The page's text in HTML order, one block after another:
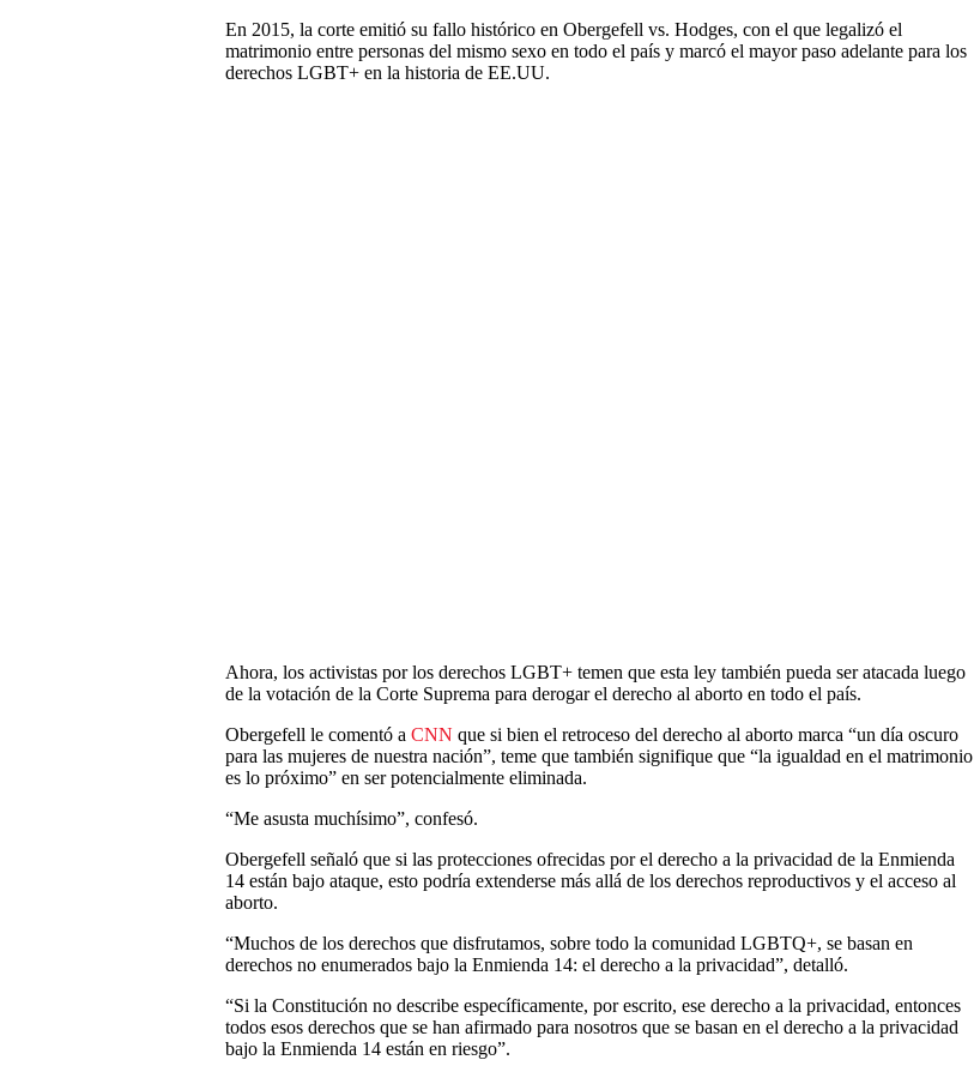
En 2015, la corte emitió su fallo histórico en Obergefell vs. Hodges, con el que legalizó el
matrimonio entre personas del mismo sexo en todo el país y marcó el mayor paso adelante para los
derechos LGBT+ en la historia de EE.UU.
Ahora, los activistas por los derechos LGBT+ temen que esta ley también pueda ser atacada luego
de la votación de la Corte Suprema para derogar el derecho al aborto en todo el país.
Obergefell le comentó a CNN que si bien el retroceso del derecho al aborto marca “un día oscuro
para las mujeres de nuestra nación”, teme que también signifique que “la igualdad en el matrimonio
es lo próximo” en ser potencialmente eliminada.
“Me asusta muchísimo”, confesó.
Obergefell señaló que si las protecciones ofrecidas por el derecho a la privacidad de la Enmienda
14 están bajo ataque, esto podría extenderse más allá de los derechos reproductivos y el acceso al
aborto.
“Muchos de los derechos que disfrutamos, sobre todo la comunidad LGBTQ+, se basan en
derechos no enumerados bajo la Enmienda 14: el derecho a la privacidad”, detalló.
“Si la Constitución no describe específicamente, por escrito, ese derecho a la privacidad, entonces
todos esos derechos que se han afirmado para nosotros que se basan en el derecho a la privacidad
bajo la Enmienda 14 están en riesgo”.